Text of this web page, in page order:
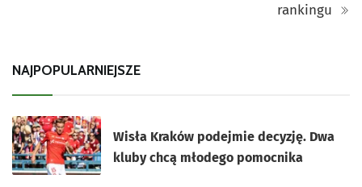
rankingu
NAJPOPULARNIEJSZE
Wisła Kraków podejmie decyzję. Dwa
kluby chcą młodego pomocnika